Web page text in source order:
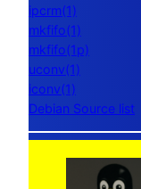
ipcrm(1)
mkfifo(1)
mkfifo(1p)
uconv(1)
iconv(1)
Debian Source list